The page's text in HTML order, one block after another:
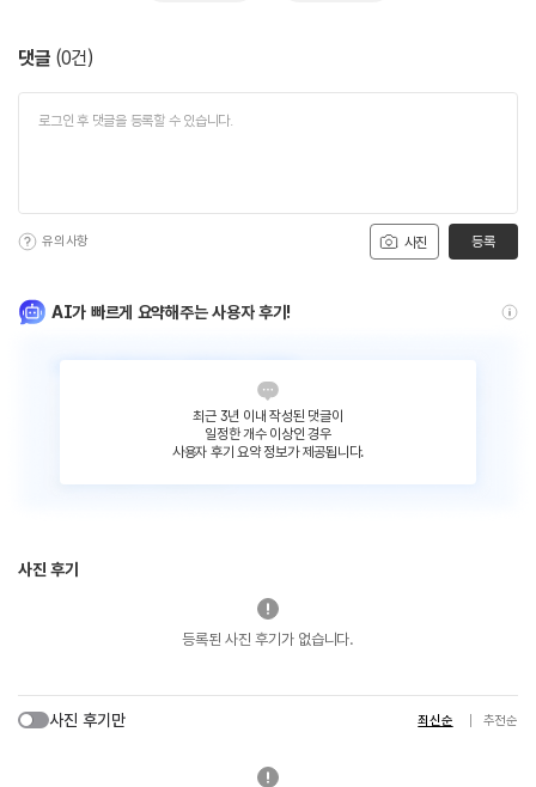
댓글 (0건)
사진
유의사항 등록
AI가 빠르게 요약해주는 사용자 후기!
최근 3년 이내 작성된 댓글이
일정한 개수 이상인 경우
사용자 후기 요약 정보가 제공됩니다.
사진 후기
등록된 사진 후기가 없습니다.
사진 후기만 최신순 추천순